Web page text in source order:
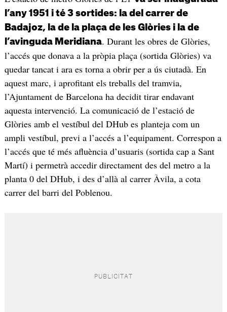
l’any 1951 i té 3 sortides: la del carrer de
Badajoz, la de la plaça de les Glòries i la de
l’avinguda Meridiana. Durant les obres de Glòries,
l’accés que donava a la pròpia plaça (sortida Glòries) va
quedar tancat i ara es torna a obrir per a ús ciutadà. En
aquest marc, i aprofitant els treballs del tramvia,
l’Ajuntament de Barcelona ha decidit tirar endavant
aquesta intervenció. La comunicació de l’estació de
Glòries amb el vestíbul del DHub es planteja com un
ampli vestíbul, previ a l’accés a l’equipament. Correspon a
l’accés que té més afluència d’usuaris (sortida cap a Sant
Martí) i permetrà accedir directament des del metro a la
planta 0 del DHub, i des d’allà al carrer Àvila, a cota
carrer del barri del Poblenou.